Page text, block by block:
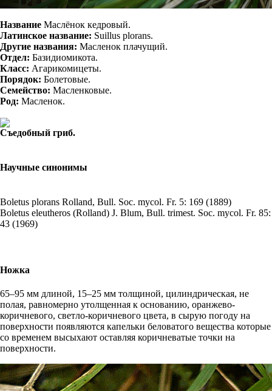
Название Маслёнок кедровый.
Латинское название: Suillus plorans.
Другие названия: Масленок плачущий.
Отдел: Базидиомикота.
Класс: Агарикомицеты.
Порядок: Болетовые.
Семейство: Масленковые.
Род: Масленок.
Съедобный гриб.
Научные синонимы
Boletus plorans Rolland, Bull. Soc. mycol. Fr. 5: 169 (1889)
Boletus eleutheros (Rolland) J. Blum, Bull. trimest. Soc. mycol. Fr. 85:
43 (1969)
Ножка
65–95 мм длиной, 15–25 мм толщиной, цилиндрическая, не
полая, равномерно утолщенная к основанию, оранжево-
коричневого, светло-коричневого цвета, в сырую погоду на
поверхности появляются капельки беловатого вещества которые
со временем высыхают оставляя коричневатые точки на
поверхности.